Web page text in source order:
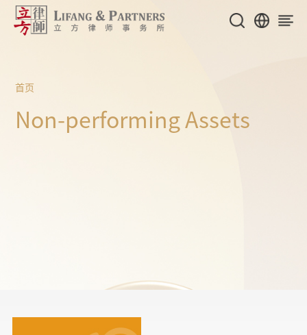
首页
Non-performing Assets